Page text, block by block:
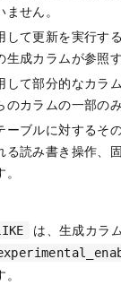
せん。
して更新を実行す
生成カラムが参照
して部分的なカラ
のカラムの一部の
ーブルに対するそ
る読み書き操作、
は、生成カラ